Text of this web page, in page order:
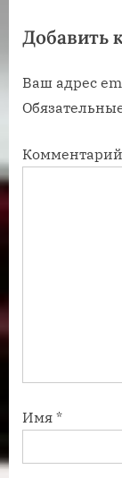
з
п
и
ь
Добавить
Ваш адрес
Комментарий
Имя *